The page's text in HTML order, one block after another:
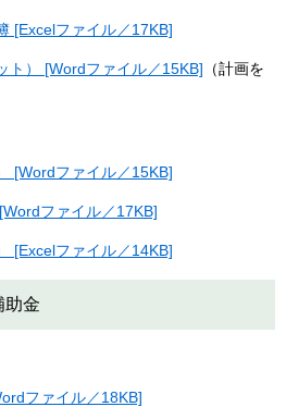
[Excelファイル／17KB]
ト） [Wordファイル／15KB] （計画を
[Wordファイル／15KB]
ファイル／17KB]
[Excelファイル／14KB]
助金
ファイル／18KB]